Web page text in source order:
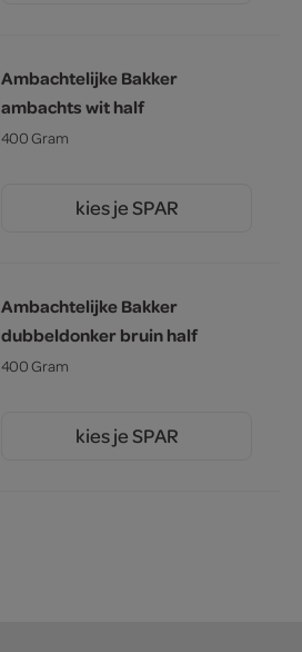
Ambachtelijke Bakker
ambachts wit half
400 Gram
kies je SPAR
Ambachtelijke Bakker
dubbeldonker bruin half
400 Gram
kies je SPAR